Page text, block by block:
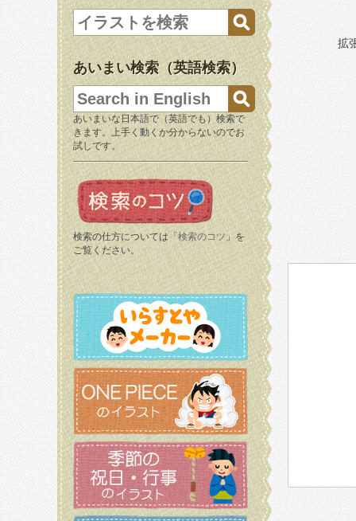
あいまい検索（英語検索）
あいまいな日本語で（英語でも）検索で
きます。上手く動くか分からないのでお
試しです。
検索の仕方については「 検索のコツ 」を
ご覧ください。
拡